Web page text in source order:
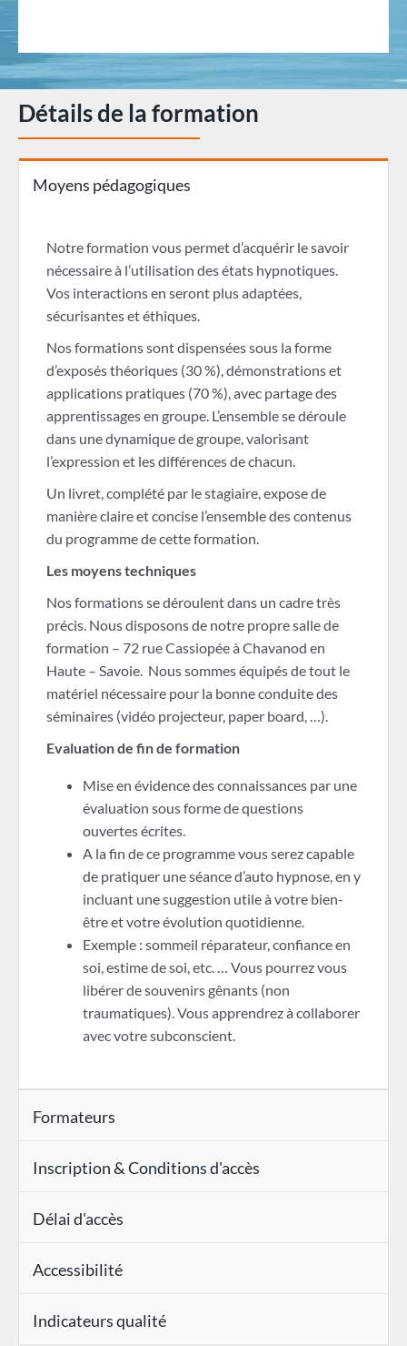
Détails de la formation
Moyens pédagogiques
Notre formation vous permet d’acquérir le savoir
nécessaire à l’utilisation des états hypnotiques.
Vos interactions en seront plus adaptées,
sécurisantes et éthiques.
Nos formations sont dispensées sous la forme
d’exposés théoriques (30 %), démonstrations et
applications pratiques (70 %), avec partage des
apprentissages en groupe. L’ensemble se déroule
dans une dynamique de groupe, valorisant
l’expression et les différences de chacun.
Un livret, complété par le stagiaire, expose de
manière claire et concise l’ensemble des contenus
du programme de cette formation.
Les moyens techniques
Nos formations se déroulent dans un cadre très
précis. Nous disposons de notre propre salle de
formation – 72 rue Cassiopée à Chavanod en
Haute – Savoie. Nous sommes équipés de tout le
matériel nécessaire pour la bonne conduite des
séminaires (vidéo projecteur, paper board, …).
Evaluation de fin de formation
Mise en évidence des connaissances par une
évaluation sous forme de questions
ouvertes écrites.
A la fin de ce programme vous serez capable
de pratiquer une séance d’auto hypnose, en y
incluant une suggestion utile à votre bien-
être et votre évolution quotidienne.
Exemple : sommeil réparateur, confiance en
soi, estime de soi, etc. … Vous pourrez vous
libérer de souvenirs gênants (non
traumatiques). Vous apprendrez à collaborer
avec votre subconscient.
Formateurs
Inscription & Conditions d'accès
Délai d'accès
Accessibilité
Indicateurs qualité